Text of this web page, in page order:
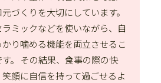
づくりを大切にしています。
ミックなどを使いながら、自
り噛める機能を両立させるこ
。 その結果、食事の際の快
顔に自信を持って過ごせるよ